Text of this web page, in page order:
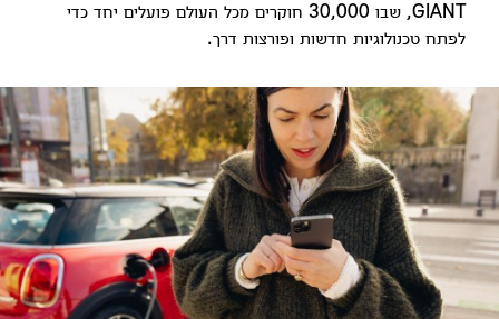
GIANT, שבו 30,000 חוקרים מכל העולם פועלים יחד כדי
לפתח טכנולוגיות חדשות ופורצות דרך.